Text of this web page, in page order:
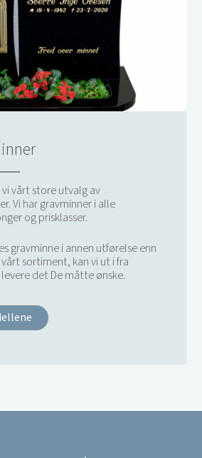
vårt store utvalg av
Vi har gravminner i alle
og prisklasser.
gravminne i annen utførelse enn
sortiment, kan vi ut i fra
det De måtte ønske.